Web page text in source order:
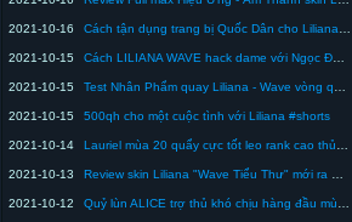
2021-10-16
2021-10-15
2021-10-15
2021-10-15 500qh cho một cuộc tình với Liliana #shorts
2021-10-14
2021-10-13
2021-10-12